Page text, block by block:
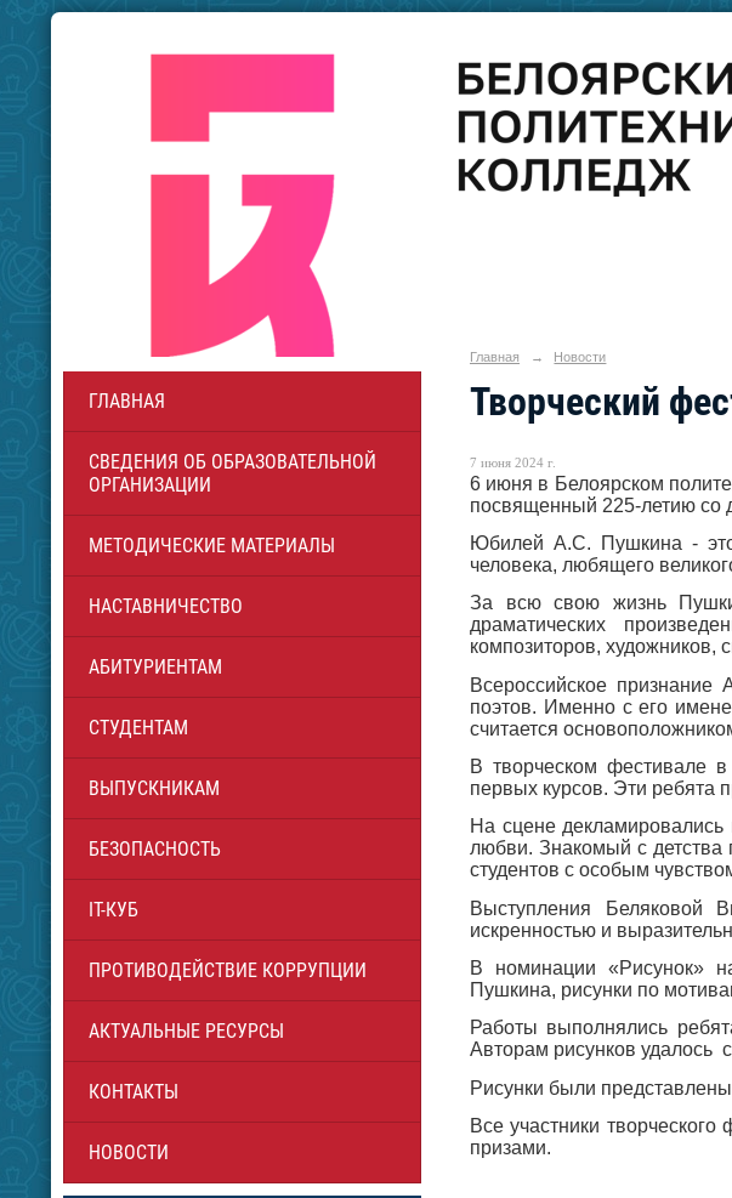
ГЛАВНАЯ
СВЕДЕНИЯ ОБ ОБРАЗОВАТЕЛЬНОЙ
ОРГАНИЗАЦИИ
МЕТОДИЧЕСКИЕ МАТЕРИАЛЫ
НАСТАВНИЧЕСТВО
АБИТУРИЕНТАМ
СТУДЕНТАМ
ВЫПУСКНИКАМ
БЕЗОПАСНОСТЬ
IT-КУБ
ПРОТИВОДЕЙСТВИЕ КОРРУПЦИИ
АКТУАЛЬНЫЕ РЕСУРСЫ
КОНТАКТЫ
НОВОСТИ
Главная → Новости
Творческий
7 июня 2024 г.
6 июня в Белоярском
посвященный 225-летию со
Юбилей А.С. Пушкина - это
человека, любящего
За всю свою жизнь
драматических
композиторов, художников,
Всероссийское
поэтов. Именно с его
считается
В творческом фестивале
первых курсов. Эти ребята
На сцене
любви. Знакомый с
студентов с особым
Выступления Беляковой
искренностью и
В номинации «Рисунок»
Пушкина, рисунки по
Работы выполнялись
Авторам рисунков удалось
Рисунки были
Все участники
призами.